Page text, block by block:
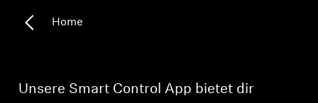
Kopfhörer-Ersatzteile & Zubehör
Hearing
Home
Unsere Smart Control App bietet dir